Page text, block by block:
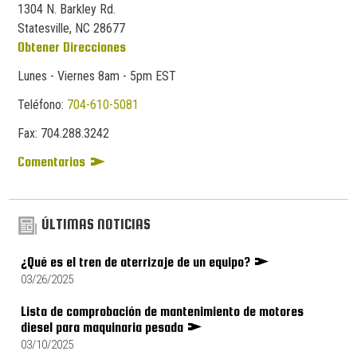
1304 N. Barkley Rd.
Statesville, NC 28677
Obtener Direcciones
Lunes - Viernes 8am - 5pm EST
Teléfono: 704-610-5081
Fax: 704.288.3242
Comentarios
ÚLTIMAS NOTICIAS
¿Qué es el tren de aterrizaje de un equipo?
03/26/2025
Lista de comprobación de mantenimiento de motores
diesel para maquinaria pesada
03/10/2025